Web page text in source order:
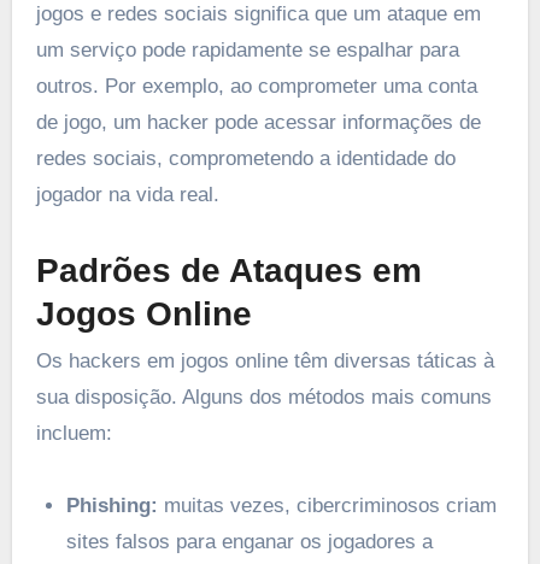
jogos e redes sociais significa que um ataque em
um serviço pode rapidamente se espalhar para
outros. Por exemplo, ao comprometer uma conta
de jogo, um hacker pode acessar informações de
redes sociais, comprometendo a identidade do
jogador na vida real.
Padrões de Ataques em
Jogos Online
Os hackers em jogos online têm diversas táticas à
sua disposição. Alguns dos métodos mais comuns
incluem:
Phishing: muitas vezes, cibercriminosos criam
sites falsos para enganar os jogadores a